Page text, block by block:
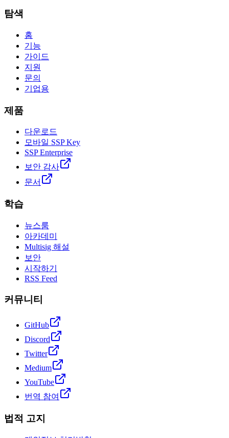
탐색
홈
기능
가이드
지원
문의
기업용
제품
다운로드
모바일 SSP Key
SSP Enterprise
보안 감사
문서
학습
뉴스룸
아카데미
Multisig 해설
보안
시작하기
RSS Feed
커뮤니티
GitHub
Discord
Twitter
Medium
YouTube
번역 참여
법적 고지